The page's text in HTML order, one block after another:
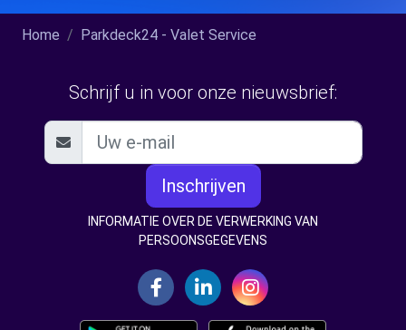
Home Parkdeck24 - Valet Service
Schrijf u in voor onze nieuwsbrief:
Inschrijven
INFORMATIE OVER DE VERWERKING VAN
PERSOONSGEGEVENS